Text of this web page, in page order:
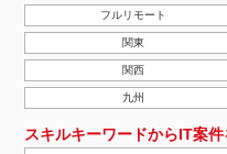
フルリモート
関東
関西
九州
スキルキーワードからIT案